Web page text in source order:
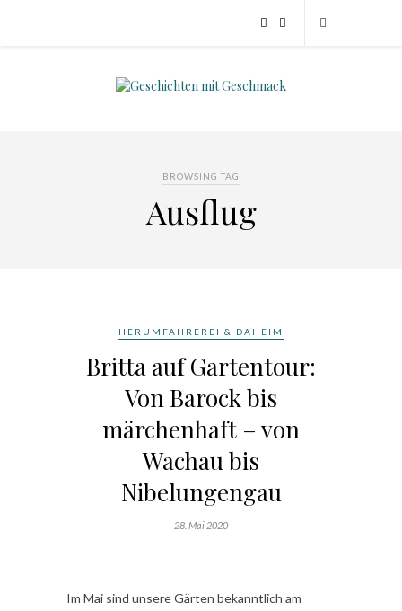
BROWSING TAG
Ausflug
HERUMFAHREREI & DAHEIM
Britta auf Gartentour:
Von Barock bis
märchenhaft – von
Wachau bis
Nibelungengau
28. Mai 2020
Im Mai sind unsere Gärten bekanntlich am